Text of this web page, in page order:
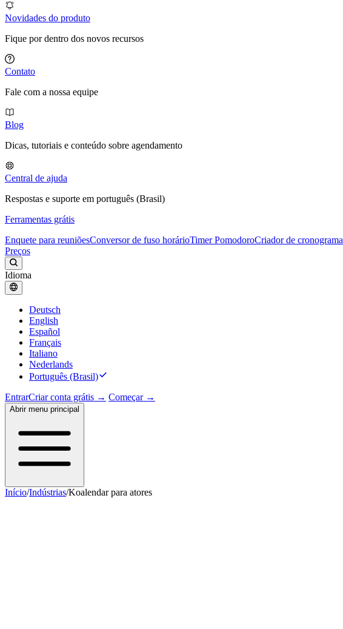
Novidades do produto
Fique por dentro dos novos recursos
Contato
Fale com a nossa equipe
Blog
Dicas, tutoriais e conteúdo sobre agendamento
Central de ajuda
Respostas e suporte em português (Brasil)
Ferramentas grátis
Enquete para reuniõesConversor de fuso horárioTimer PomodoroCriador de cronograma
Preços
Idioma
Deutsch
English
Español
Français
Italiano
Nederlands
Português (Brasil)
EntrarCriar conta grátis → Começar →
Abrir menu principal
Início/Indústrias/Koalendar para atores